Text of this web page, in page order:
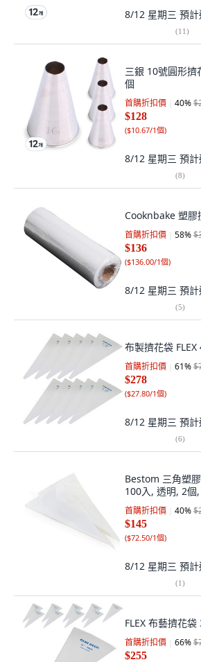
8/12 星期三 預計
(11)
三銀 10號圓形
個
首購折扣價 40%
$128
($10.67/1個)
8/12 星期三 預計
(8)
Cooknbake 塑膠
首購折扣價 58%
$136
($136.00/1個)
8/12 星期三 預計
(5)
布製擠花袋
首購折扣價 61%
$278
($27.80/1個)
8/12 星期三 預計
(6)
Bestom 三角塑
100入, 透明, 2個
首購折扣價 40%
$145
($72.50/1個)
8/12 星期三 預計
(1)
FLEX 布藝擠花
首購折扣價 66%
$255